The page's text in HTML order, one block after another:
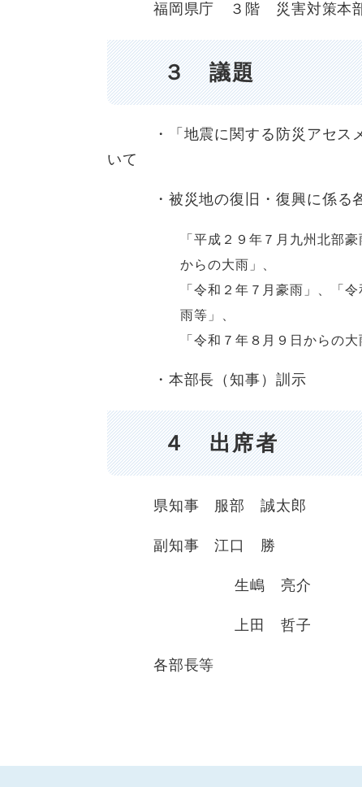
福岡県庁 ３階 災害対策本部
３ 議題
・「地震に関する防災アセスメ
いて
・ 被災地の復旧・復興に係る
「平成２９年７月九州北部
からの大雨」、
「令和２年７月豪雨」、「
雨等」、
「令和７年８月９日からの大
・本部長（知事）訓示​
４ 出席者
県知事 服部 誠太郎
副知事 江口 勝
生嶋 亮介
上田 哲子
各部長等